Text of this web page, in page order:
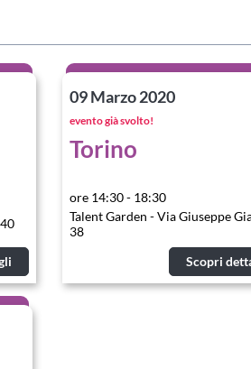
09 Marzo 2020
evento già svolto!
Torino
ore 14:30 - 18:30
Talent Garden - Via Giuseppe
38
Scopri